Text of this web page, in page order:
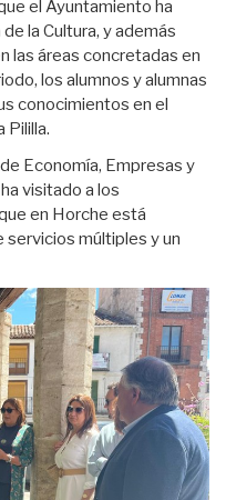
el Ayuntamiento ha
la Cultura, y además
las áreas concretadas en
los alumnos y alumnas
conocimientos en el
Pililla.
Economía, Empresas y
visitado a los
en Horche está
múltiples y un